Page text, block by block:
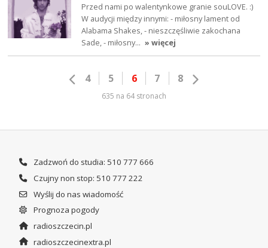
Przed nami po walentynkowe granie souLOVE. :)
W audycji między innymi: - miłosny lament od
Alabama Shakes, - nieszczęśliwie zakochana
Sade, - miłosny… » więcej
4 5 6 7 8
635 na 64 stronach
Zadzwoń do studia: 510 777 666
Czujny non stop: 510 777 222
Wyślij do nas wiadomość
Prognoza pogody
radioszczecin.pl
radioszczecinextra.pl